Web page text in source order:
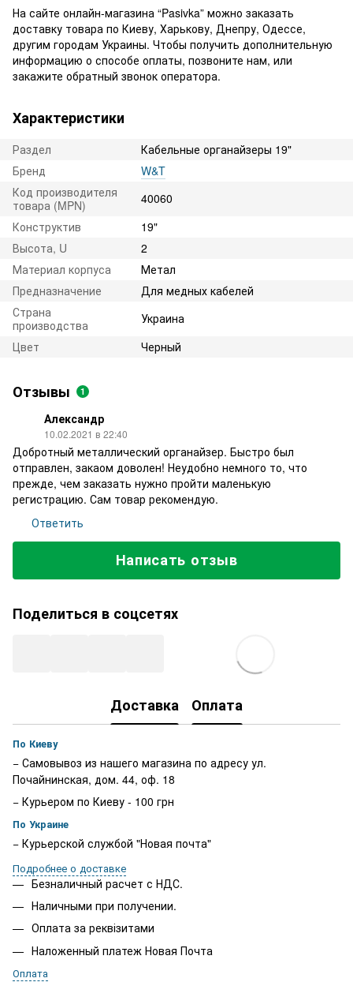
На сайте онлайн-магазина “Pasivka” можно заказать
доставку товара по Киеву, Харькову, Днепру, Одессе,
другим городам Украины. Чтобы получить дополнительную
информацию о способе оплаты, позвоните нам, или
закажите обратный звонок оператора.
Характеристики
Раздел
Кабельные органайзеры 19"
Бренд
W&T
Код производителя
товара (MPN)
40060
Конструктив
19"
Высота, U
2
Материал корпуса
Метал
Предназначение
Для медных кабелей
Страна
производства
Украина
Цвет
Черный
Отзывы 1
Александр
10.02.2021 в 22:40
Добротный металлический органайзер. Быстро был
отправлен, закаом доволен! Неудобно немного то, что
прежде, чем заказать нужно пройти маленькую
регистрацию. Сам товар рекомендую.
Ответить
Написать отзыв
Поделиться в соцсетях
Доставка Оплата
По Киеву
− Самовывоз из нашего магазина по адресу ул.
Почайнинская, дом. 44, оф. 18
− Курьером по Киеву - 100 грн
По Украине
− Курьерской службой "Новая почта"
Подробнее о доставке
Безналичный расчет с НДС.
Наличными при получении.
Оплата за реквізитами
Наложенный платеж Новая Почта
Оплата